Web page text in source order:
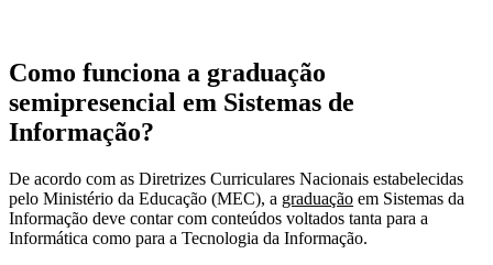
Como funciona a graduação
semipresencial em Sistemas de
Informação?
De acordo com as Diretrizes Curriculares Nacionais estabelecidas
pelo Ministério da Educação (MEC), a graduação em Sistemas da
Informação deve contar com conteúdos voltados tanta para a
Informática como para a Tecnologia da Informação.